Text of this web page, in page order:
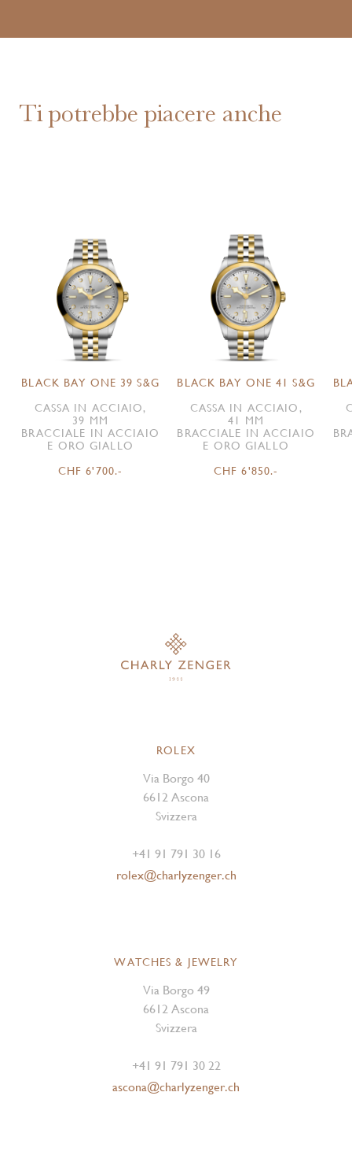
Ti potrebbe piacere anche
BLACK BAY ONE 39 S&G
CASSA IN ACCIAIO,
39 MM
BRACCIALE IN ACCIAIO
E ORO GIALLO
CHF 6'700.-
BLACK BAY ONE 41 S&G
CASSA IN ACCIAIO,
41 MM
BRACCIALE IN ACCIAIO
E ORO GIALLO
CHF 6'850.-
ROLEX
Via Borgo 40
6612 Ascona
Svizzera
+41 91 791 30 16
rolex@charlyzenger.ch
WATCHES & JEWELRY
Via Borgo 49
6612 Ascona
Svizzera
+41 91 791 30 22
ascona@charlyzenger.ch